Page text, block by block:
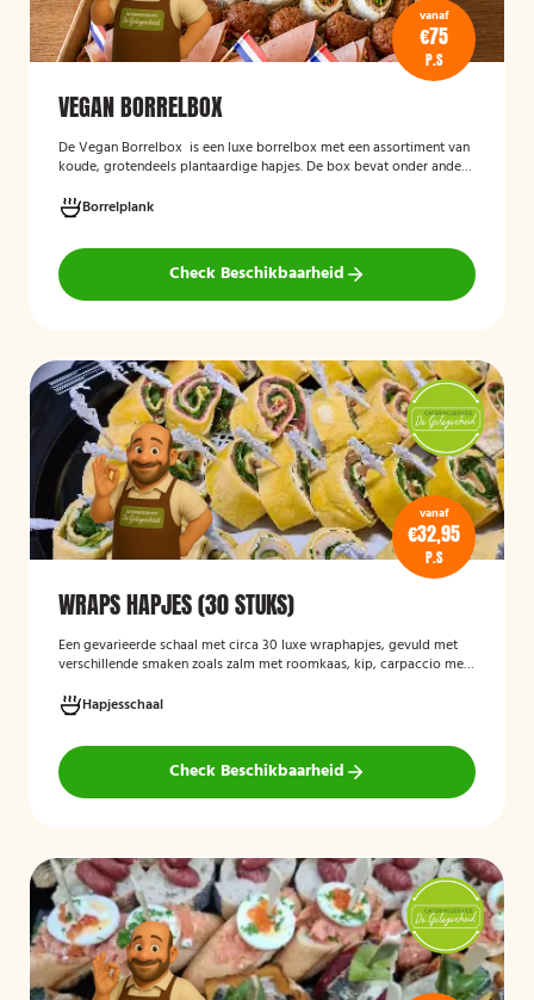
vanaf
€75
P.S
VEGAN BORRELBOX
DeVegan Borrelbox is een luxe borrelbox met een assortiment van
koude, grotendeels plantaardige hapjes. De box bevat onder andere
groenten, crostini’s en andere smaakvolle borrelhapjes die direct
serveerklaar zijn voor een feest, borrel of bijeenkomst.
Borrelplank
Check Beschikbaarheid
vanaf
€32,95
P.S
WRAPS HAPJES (30 STUKS)
Een gevarieerde schaal met circa 30 luxe wraphapjes, gevuld met
verschillende smaken zoals zalm met roomkaas, kip, carpaccio met
Ideaal als borrelhapje voor feestjes, recepties of zakelijke
bijeenkomsten. De wraps zijn vers bereid en aantrekkelijk
gepresenteerd op een serveerschaal.
Hapjesschaal
Check Beschikbaarheid